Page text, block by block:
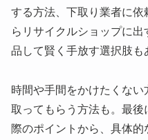
する方法、下取り業者に
らリサイクルショップに
品して賢く手放す選択肢も
時間や手間をかけたくな
取ってもらう方法も。最
際のポイントから、具体